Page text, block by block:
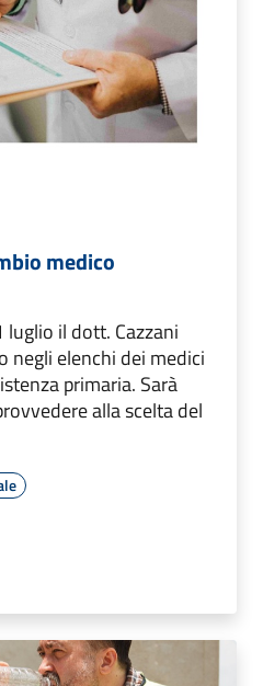
medico
luglio il dott. Cazzani
negli elenchi dei medici
primaria. Sarà
alla scelta del